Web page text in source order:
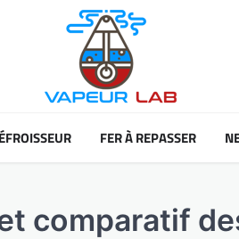
FER À REPASSER
comparatif